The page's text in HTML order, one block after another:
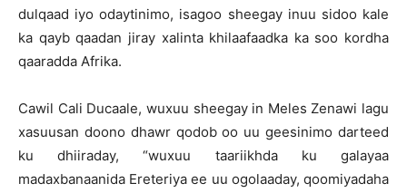
dulqaad iyo odaytinimo, isagoo sheegay inuu sidoo kale
ka qayb qaadan jiray xalinta khilaafaadka ka soo kordha
qaaradda Afrika.
Cawil Cali Ducaale, wuxuu sheegay in Meles Zenawi lagu
xasuusan doono dhawr qodob oo uu geesinimo darteed
ku dhiiraday, “wuxuu taariikhda ku galayaa
madaxbanaanida Ereteriya ee uu ogolaaday, qoomiyadaha